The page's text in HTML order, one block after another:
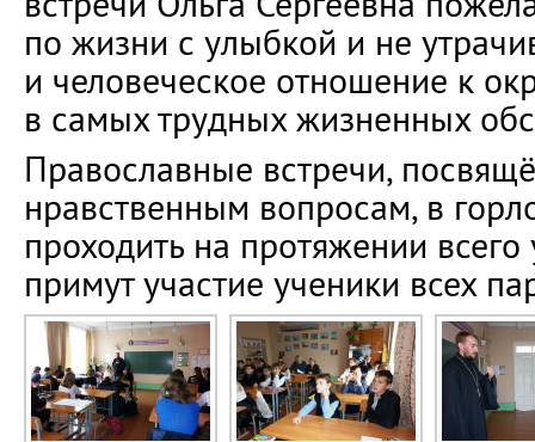
по жизни с улыбкой и не
и человеческое отношение к
в самых трудных жизненных
Православные встречи,
нравственным вопросам, в
проходить на протяжении
примут участие ученики всех